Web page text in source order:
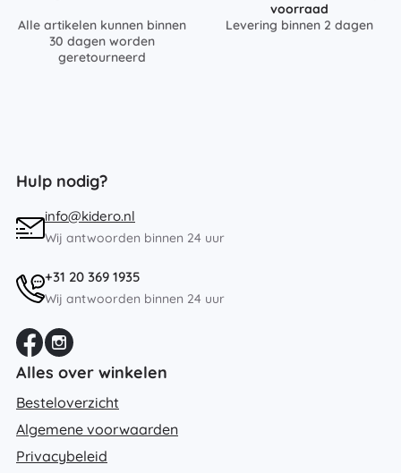
Alle artikelen kunnen binnen
30 dagen worden
geretourneerd
voorraad
Levering binnen 2 dagen
Hulp nodig?
info@kidero.nl
Wij antwoorden binnen 24 uur
+31 20 369 1935
Wij antwoorden binnen 24 uur
Alles over winkelen
Besteloverzicht
Algemene voorwaarden
Privacybeleid